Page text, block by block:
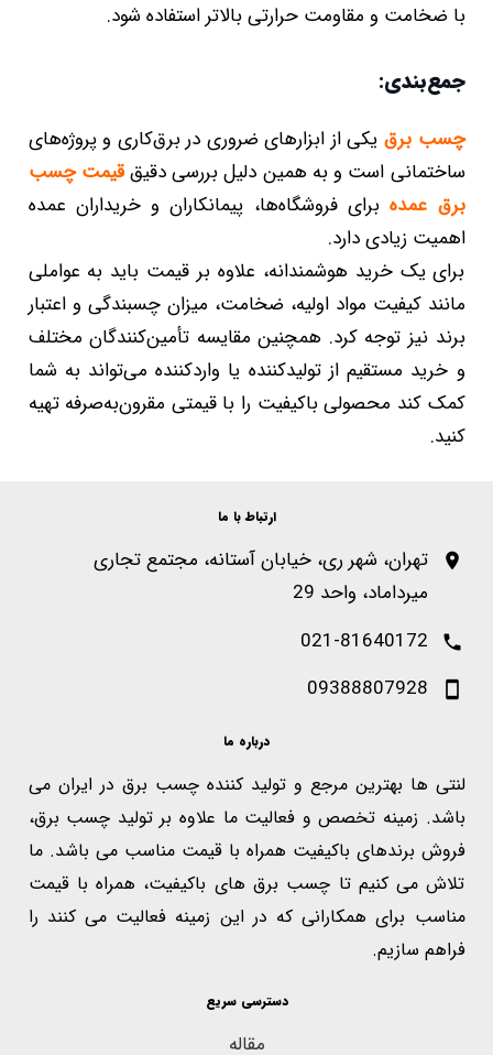
با ضخامت و مقاومت حرارتی بالاتر استفاده شود.
جمع‌بندی:
چسب برق یکی از ابزارهای ضروری در برق‌کاری و پروژه‌های
ساختمانی است و به همین دلیل بررسی دقیققیمت چسب
برق عمدهبرای فروشگاه‌ها، پیمانکاران و خریداران عمده
اهمیت زیادی دارد.
برای یک خرید هوشمندانه، علاوه بر قیمت باید به عواملی
مانند کیفیت مواد اولیه، ضخامت، میزان چسبندگی و اعتبار
برند نیز توجه کرد. همچنین مقایسه تأمین‌کنندگان مختلف
و خرید مستقیم از تولیدکننده یا واردکننده می‌تواند به شما
کمک کند محصولی باکیفیت را با قیمتی مقرون‌به‌صرفه تهیه
کنید.
ارتباط با ما
تهران، شهر ری، خیابان آستانه، مجتمع تجاری
میرداماد، واحد 29
021-81640172
09388807928
درباره ما
لنتی ها بهترین مرجع و تولید کننده چسب برق در ایران می
باشد. زمینه تخصص و فعالیت ما علاوه بر تولید چسب برق،
فروش برندهای باکیفیت همراه با قیمت مناسب می باشد. ما
تلاش می کنیم تا چسب برق های باکیفیت، همراه با قیمت
مناسب برای همکارانی که در این زمینه فعالیت می کنند را
فراهم سازیم.
دسترسی سریع
مقاله